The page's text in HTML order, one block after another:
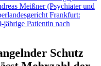
Meißner (Psychiater und
Frankfurt:
jährige Patientin nach
Schutz